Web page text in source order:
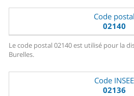
Code postal
02140
Le code postal 02140 est utilisé pour la
Burelles.
Code INSEE
02136